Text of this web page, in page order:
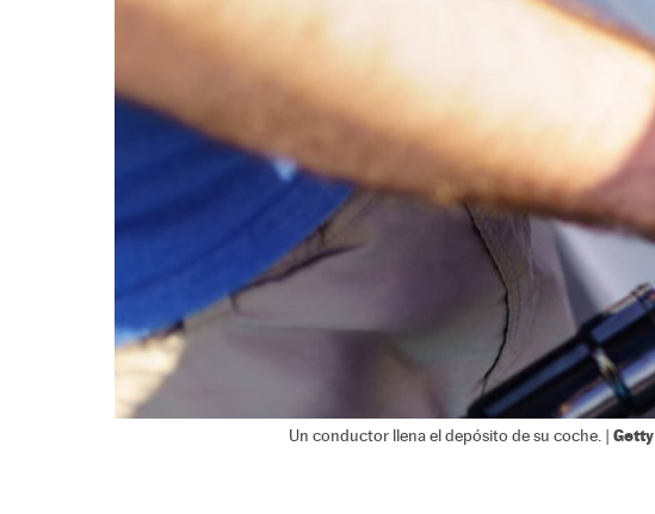
Un conductor llena el depósito de su coche. | Getty